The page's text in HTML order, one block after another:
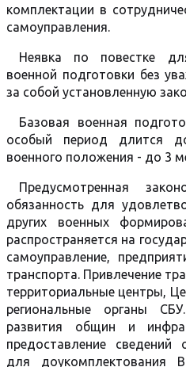
комплектации в
самоуправления.
Неявка по повестке
военной подготовки без
за собой установленную
Базовая военная
особый период длится
военного положения - до 3
Предусмотренная
обязанность для
других военных
распространяется на
самоуправление,
транспорта. Привлечение
территориальные центры,
региональные органы
развития общин и
предоставление сведений
для доукомплектования